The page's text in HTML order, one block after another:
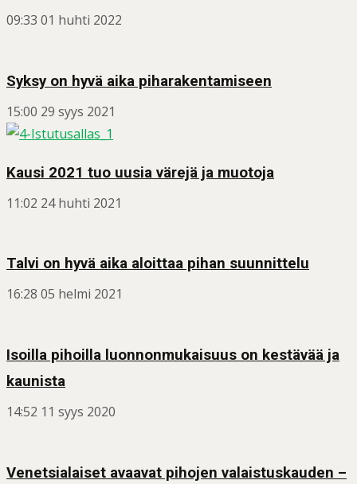
09:33 01 huhti 2022
Syksy on hyvä aika piharakentamiseen
15:00 29 syys 2021
Kausi 2021 tuo uusia värejä ja muotoja
11:02 24 huhti 2021
Talvi on hyvä aika aloittaa pihan suunnittelu
16:28 05 helmi 2021
Isoilla pihoilla luonnonmukaisuus on kestävää ja
kaunista
14:52 11 syys 2020
Venetsialaiset avaavat pihojen valaistuskauden –